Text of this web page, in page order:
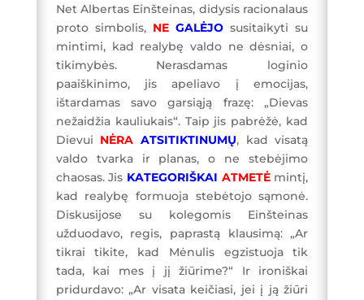
Net Albertas Einšteinas, didysis racionalaus
proto simbolis, NE GALĖJO susitaikyti su
mintimi, kad realybę valdo ne dėsniai, o
tikimybės. Nerasdamas loginio
paaiškinimo, jis apeliavo į emocijas,
ištardamas savo garsiąją frazę: „Dievas
nežaidžia kauliukais“. Taip jis pabrėžė, kad
Dievui NĖRA ATSITIKTINUMŲ, kad visatą
valdo tvarka ir planas, o ne stebėjimo
chaosas. Jis KATEGORIŠKAI ATMETĖmintį,
kad realybę formuoja stebėtojo sąmonė.
Diskusijose su kolegomis Einšteinas
užduodavo, regis, paprastą klausimą: „Ar
tikrai tikite, kad Mėnulis egzistuoja tik
tada, kai mes į jį žiūrime?“ Ir ironiškai
pridurdavo: „Ar visata keičiasi, jei į ją žiūri